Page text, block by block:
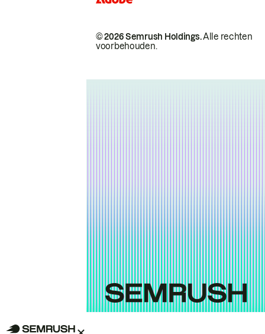
© 2026 Semrush Holdings.Alle rechten
voorbehouden.